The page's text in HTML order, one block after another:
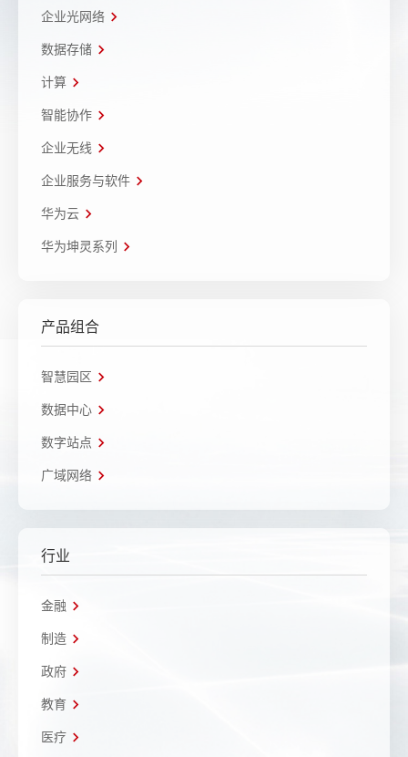
企业光网络
数据存储
计算
智能协作
企业无线
企业服务与软件
华为云
华为坤灵系列
产品组合
智慧园区
数据中心
数字站点
广域网络
行业
金融
制造
政府
教育
医疗